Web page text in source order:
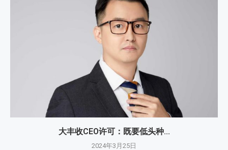
大丰收CEO许可：既要低头种...
2024年3月25日